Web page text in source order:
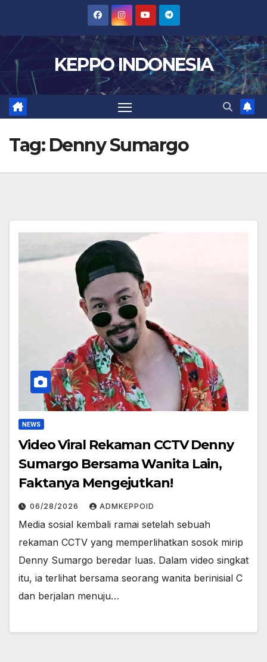
content
KEPPO INDONESIA
Tag: Denny Sumargo
NEWS
Video Viral Rekaman CCTV Denny
Sumargo Bersama Wanita Lain,
Faktanya Mengejutkan!
06/28/2026 ADMKEPPOID
Media sosial kembali ramai setelah sebuah
rekaman CCTV yang memperlihatkan sosok mirip
Denny Sumargo beredar luas. Dalam video singkat
itu, ia terlihat bersama seorang wanita berinisial C
dan berjalan menuju…